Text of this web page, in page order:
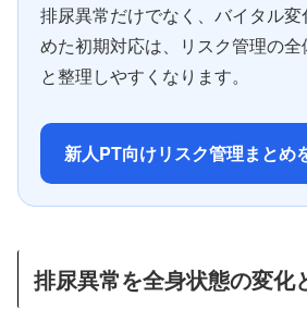
排尿異常だけでなく、バイタル
めた初期対応は、リスク管理の
と整理しやすくなります。
新人PT向けリスク管理まとめ
排尿異常を全身状態の変化